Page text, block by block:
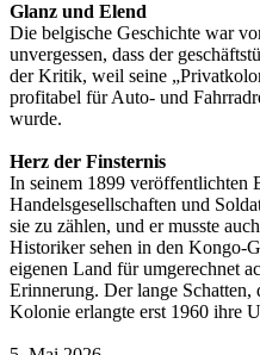
Glanz und Elend
Die belgische Geschichte war
unvergessen, dass der
der Kritik, weil seine
profitabel für Auto- und
wurde.
Herz der Finsternis
In seinem 1899 veröffentlichten
Handelsgesellschaften und
sie zu zählen, und er musste
Historiker sehen in den Kongo-
eigenen Land für umgerechnet
Erinnerung. Der lange
Kolonie erlangte erst 1960 ihre